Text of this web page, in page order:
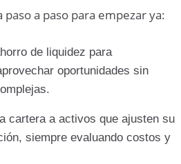
a paso para empezar ya:
de liquidez para
oportunidades sin
cartera a activos que ajusten su
siempre evaluando costos y